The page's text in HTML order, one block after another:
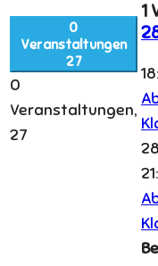
0
Veranstaltungen
27
0
Veranstaltungen,
27
1